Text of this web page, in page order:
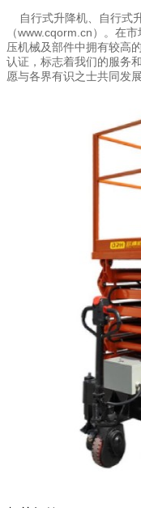
自行式升降机、自行式
（www.cqorm.cn）。在
压机械及部件中拥有较高
认证，标志着我们的服务
愿与各界有识之士共同发